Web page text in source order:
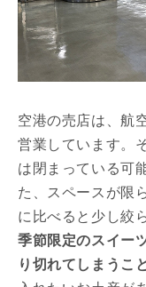
空港の売店は、航
営業しています。
は閉まっている可
た、スペースが限
に比べると少し絞
季節限定のスイー
り切れてしまうこ